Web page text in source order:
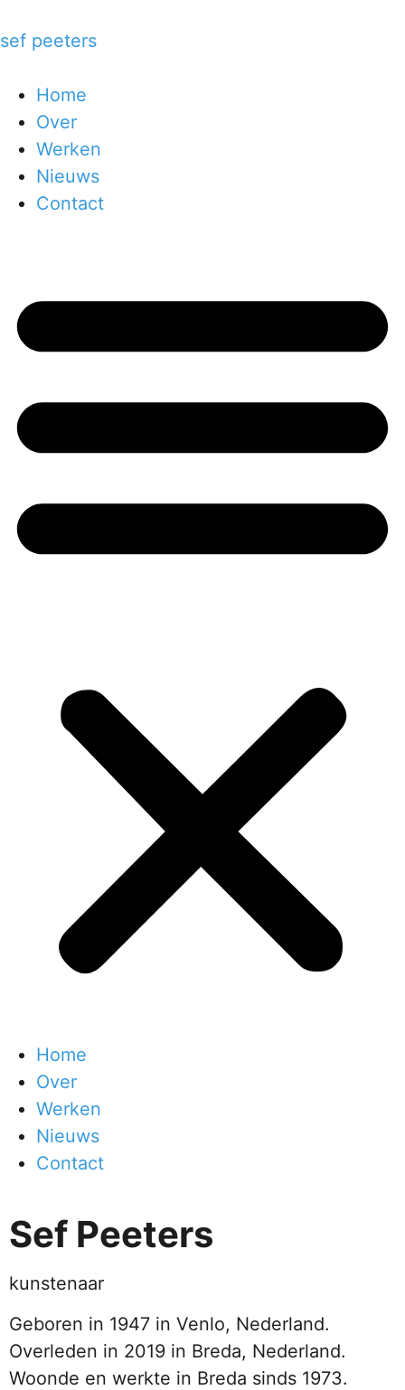
sef peeters
Home
Over
Werken
Nieuws
Contact
Home
Over
Werken
Nieuws
Contact
Sef Peeters
kunstenaar
Geboren in 1947 in Venlo, Nederland.
Overleden in 2019 in Breda, Nederland.
Woonde en werkte in Breda sinds 1973.